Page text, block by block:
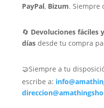
PayPal, Bizum. Siempre
🔄 Devoluciones fáciles
díasdesde tu compra
🤝Siempre a tu
escribe a: